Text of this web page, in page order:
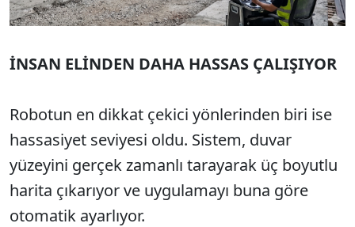
İNSAN ELİNDEN DAHA HASSAS ÇALIŞIYOR
Robotun en dikkat çekici yönlerinden biri ise
hassasiyet seviyesi oldu. Sistem, duvar
yüzeyini gerçek zamanlı tarayarak üç boyutlu
harita çıkarıyor ve uygulamayı buna göre
otomatik ayarlıyor.